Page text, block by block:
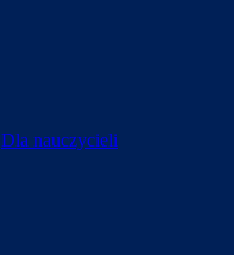
Dla nauczycieli